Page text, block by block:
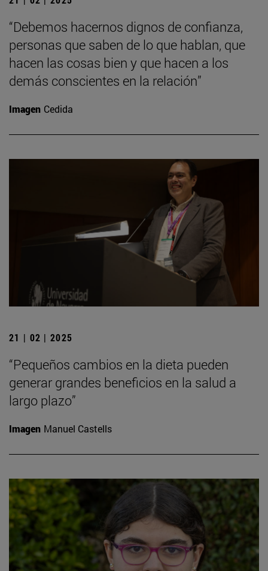
“Debemos hacernos dignos de confianza,
personas que saben de lo que hablan, que
hacen las cosas bien y que hacen a los
demás conscientes en la relación”
Imagen Cedida
21 | 02 | 2025
“Pequeños cambios en la dieta pueden
generar grandes beneficios en la salud a
largo plazo”
Imagen Manuel Castells